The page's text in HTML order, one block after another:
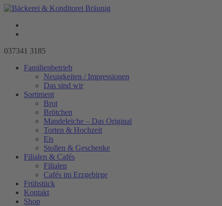
037341 3185
Familienbetrieb
Neuigkeiten / Impressionen
Das sind wir
Sortiment
Brot
Brötchen
Mandeleiche – Das Original
Torten & Hochzeit
Eis
Stollen & Geschenke
Filialen & Cafés
Filialen
Cafés im Erzgebirge
Frühstück
Kontakt
Shop